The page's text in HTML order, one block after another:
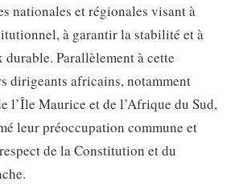
nationales et régionales visant à
à garantir la stabilité et à
Parallèlement à cette
dirigeants africains, notamment
l’Île Maurice et de l’Afrique du Sud,
leur préoccupation commune et
de la Constitution et du